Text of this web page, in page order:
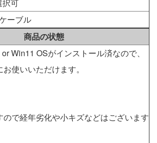
択可
ーブル
商品の状態
Win11 OSがインストール済なので、
使いいただけます。
ので経年劣化や小キズなどはございます